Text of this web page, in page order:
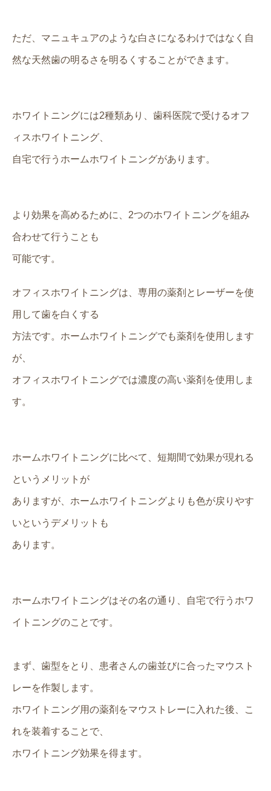
ただ、マニュキュアのような白さになるわけではなく自
然な天然歯の明るさを明るくすることができます。
ホワイトニングには2種類あり、歯科医院で受けるオフ
ィスホワイトニング、
自宅で行うホームホワイトニングがあります。
より効果を高めるために、2つのホワイトニングを組み
合わせて行うことも
可能です。
オフィスホワイトニングは、専用の薬剤とレーザーを使
用して歯を白くする
方法です。ホームホワイトニングでも薬剤を使用します
が、
オフィスホワイトニングでは濃度の高い薬剤を使用しま
す。
ホームホワイトニングに比べて、短期間で効果が現れる
というメリットが
ありますが、ホームホワイトニングよりも色が戻りやす
いというデメリットも
あります。
ホームホワイトニングはその名の通り、自宅で行うホワ
イトニングのことです。
まず、歯型をとり、患者さんの歯並びに合ったマウスト
レーを作製します。
ホワイトニング用の薬剤をマウストレーに入れた後、こ
れを装着することで、
ホワイトニング効果を得ます。